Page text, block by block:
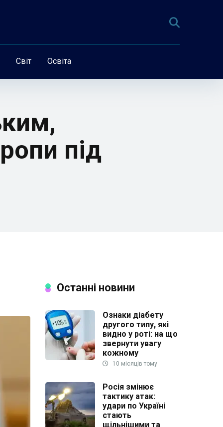
Світ Освіта
під
Останні новини
Ознаки діабету
другого типу, які
видно у роті: на що
звернути увагу
кожному
10 місяців тому
Росія змінює
тактику атак:
удари по Україні
стають
щільнішими та